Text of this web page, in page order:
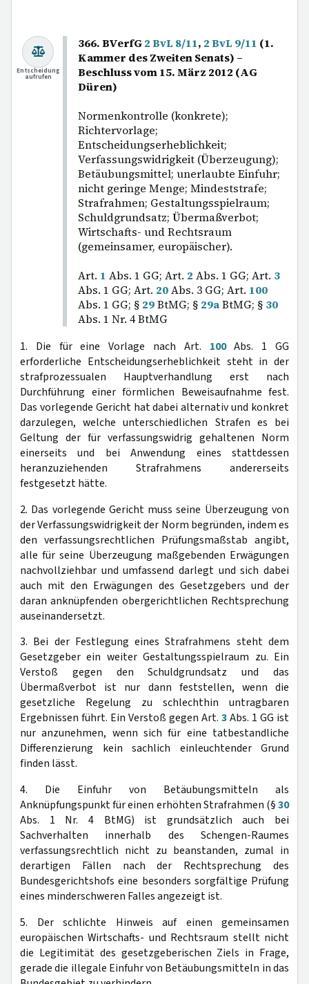
366. BVerfG2 BvL 8/11, 2 BvL 9/11 (1.
Kammer des Zweiten Senats) –
Beschluss vom 15. März 2012 (AG
Düren)
Normenkontrolle (konkrete);
Richtervorlage;
Entscheidungserheblichkeit;
Verfassungswidrigkeit (Überzeugung);
Betäubungsmittel; unerlaubte Einfuhr;
nicht geringe Menge; Mindeststrafe;
Strafrahmen; Gestaltungsspielraum;
Schuldgrundsatz; Übermaßverbot;
Wirtschafts- und Rechtsraum
(gemeinsamer, europäischer).
Art. 1 Abs. 1 GG; Art. 2 Abs. 1 GG; Art. 3
Abs. 1 GG; Art. 20Abs. 3 GG; Art. 100
Abs. 1 GG; § 29BtMG; § 29aBtMG; § 30
Abs. 1 Nr. 4 BtMG
Entscheidung
aufrufen
1. Die für eine Vorlage nach Art. 100Abs. 1 GG
erforderliche Entscheidungserheblichkeit steht in der
strafprozessualen Hauptverhandlung erst nach
Durchführung einer förmlichen Beweisaufnahme fest.
Das vorlegende Gericht hat dabei alternativ und konkret
darzulegen, welche unterschiedlichen Strafen es bei
Geltung der für verfassungswidrig gehaltenen Norm
einerseits und bei Anwendung eines stattdessen
heranzuziehenden Strafrahmens andererseits
festgesetzt hätte.
2. Das vorlegende Gericht muss seine Überzeugung von
der Verfassungswidrigkeit der Norm begründen, indem es
den verfassungsrechtlichen Prüfungsmaßstab angibt,
alle für seine Überzeugung maßgebenden Erwägungen
nachvollziehbar und umfassend darlegt und sich dabei
auch mit den Erwägungen des Gesetzgebers und der
daran anknüpfenden obergerichtlichen Rechtsprechung
auseinandersetzt.
3. Bei der Festlegung eines Strafrahmens steht dem
Gesetzgeber ein weiter Gestaltungsspielraum zu. Ein
Verstoß gegen den Schuldgrundsatz und das
Übermaßverbot ist nur dann feststellen, wenn die
gesetzliche Regelung zu schlechthin untragbaren
Ergebnissen führt. Ein Verstoß gegen Art. 3Abs. 1 GG ist
nur anzunehmen, wenn sich für eine tatbestandliche
Differenzierung kein sachlich einleuchtender Grund
finden lässt.
4. Die Einfuhr von Betäubungsmitteln als
Anknüpfungspunkt für einen erhöhten Strafrahmen (§30
Abs. 1 Nr. 4 BtMG) ist grundsätzlich auch bei
Sachverhalten innerhalb des Schengen-Raumes
verfassungsrechtlich nicht zu beanstanden, zumal in
derartigen Fällen nach der Rechtsprechung des
Bundesgerichtshofs eine besonders sorgfältige Prüfung
eines minderschweren Falles angezeigt ist.
5. Der schlichte Hinweis auf einen gemeinsamen
europäischen Wirtschafts- und Rechtsraum stellt nicht
die Legitimität des gesetzgeberischen Ziels in Frage,
gerade die illegale Einfuhr von Betäubungsmitteln in das